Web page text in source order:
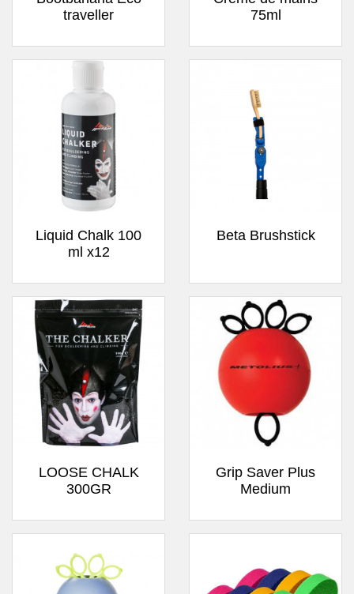
traveller
75ml
Liquid Chalk 100
ml x12
Beta Brushstick
LOOSE CHALK
300GR
Grip Saver Plus
Medium